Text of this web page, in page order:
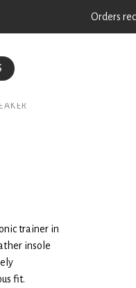
Orders
trainer in
insole
fit.